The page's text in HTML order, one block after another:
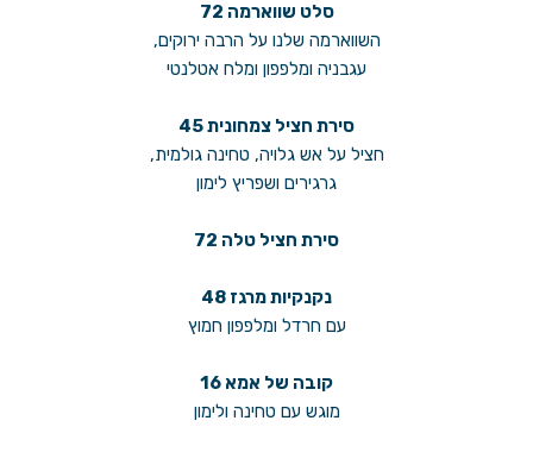
סלט שווארמה 72
השווארמה שלנו על הרבה ירוקים,
עגבניה ומלפפון ומלח אטלנטי
סירת חציל צמחונית 45
חציל על אש גלויה, טחינה גולמית,
גרגירים ושפריץ לימון
סירת חציל טלה 72
נקנקיות מרגז 48
עם חרדל ומלפפון חמוץ
קובה של אמא 16
מוגש עם טחינה ולימון